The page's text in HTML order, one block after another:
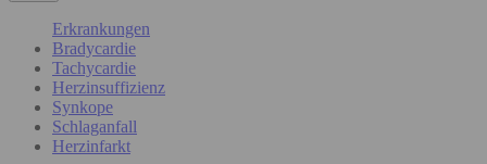
Erkrankungen
Bradycardie
Tachycardie
Herzinsuffizienz
Synkope
Schlaganfall
Herzinfarkt